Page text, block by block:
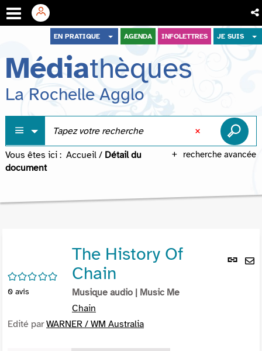
menu
contenu
recherche
EN PRATIQUE AGENDA INFOLETTRES JE SUIS
Médiathèques
La Rochelle Agglo
recherche avancée
Vous êtes ici : Accueil / Détail du
document
Lien
/5
0 avis
The History Of
Chain
Musique audio | Music Me
Chain
Edité parWARNER / WM Australia